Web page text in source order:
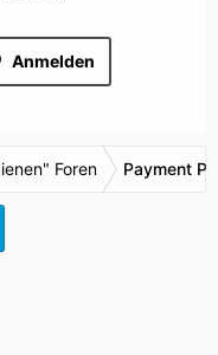
Anmelden
Foren Payment